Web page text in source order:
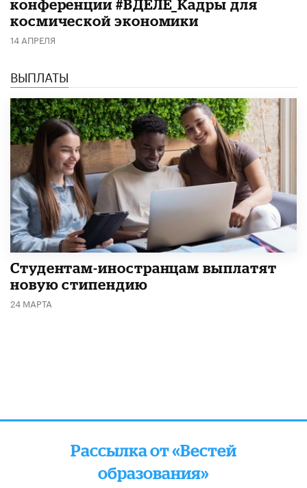
конференции #ВДЕЛЕ_Кадры для
космической экономики
14 АПРЕЛЯ
ВЫПЛАТЫ
Студентам-иностранцам выплатят
новую стипендию
24 МАРТА
Рассылка от «Вестей
образования»